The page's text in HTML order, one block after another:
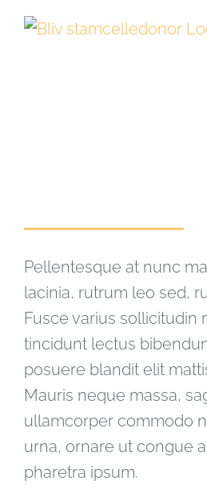
Skip
Pellentesque at nunc
lacinia, rutrum leo sed,
Fusce varius sollicitudin
tincidunt lectus
posuere blandit elit
Mauris neque massa,
ullamcorper commodo
urna, ornare ut congue
pharetra ipsum.